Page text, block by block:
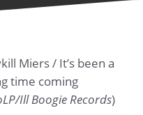
Miers / It’s been a
time coming
Ill Boogie Records)